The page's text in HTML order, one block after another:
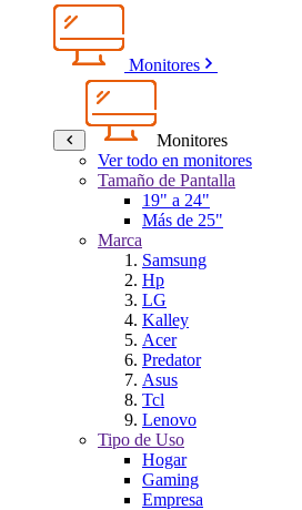
Monitores
Monitores
Ver todo en monitores
Tamaño de Pantalla
19" a 24"
Más de 25"
Marca
Samsung
Hp
LG
Kalley
Acer
Predator
Asus
Tcl
Lenovo
Tipo de Uso
Hogar
Gaming
Empresa